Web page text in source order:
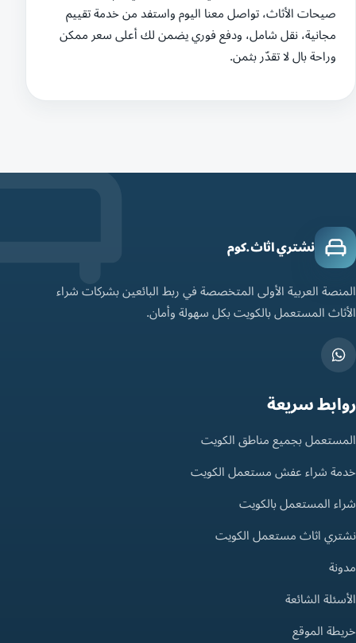
صيحات الأثاث، تواصل معنا اليوم واستفد من خدمة تقييم
مجانية، نقل شامل، ودفع فوري يضمن لك أعلى سعر ممكن
وراحة بال لا تقدّر بثمن.
نشتري اثاث.كوم
المنصة العربية الأولى المتخصصة في ربط البائعين بشركات شراء
الأثاث المستعمل بالكويت بكل سهولة وأمان.
روابط سريعة
المستعمل بجميع مناطق الكويت
خدمة شراء عفش مستعمل الكويت
شراء المستعمل بالكويت
نشتري اثاث مستعمل الكويت
مدونة
الأسئلة الشائعة
خريطة الموقع